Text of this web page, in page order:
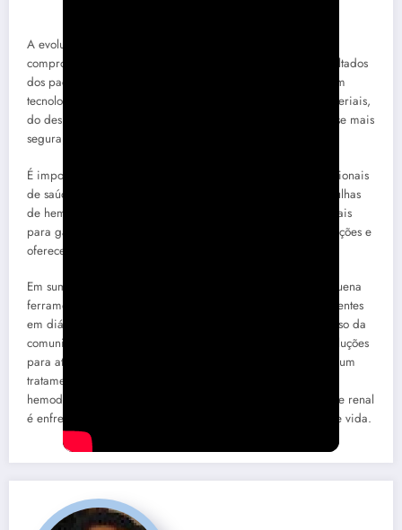
A evolução contínua da agulha de hemodiálise reflete o
compromisso da comunidade médica em aprimorar os resultados
dos pacientes e melhorar sua qualidade de vida. Avanços em
tecnologia e pesquisa têm impulsionado a melhoria dos materiais,
do design e das técnicas de inserção, tornando a hemodiálise mais
segura, confortável e eficaz.
É importante reconhecer a importância do papel dos profissionais
de saúde especializados na inserção e manipulação das agulhas
de hemodiálise. Seu conhecimento e habilidade são essenciais
para garantir um tratamento adequado, minimizar complicações e
oferecer suporte aos pacientes durante todo o processo.
Em suma, a agulha de hemodiálise, mesmo sendo uma pequena
ferramenta, desempenha um papel crucial na vida dos pacientes
em diálise renal. Sua evolução contínua reflete o compromisso da
comunidade médica em buscar constantemente melhores soluções
para atender às necessidades dos pacientes e proporcionar um
tratamento mais seguro e confortável. Com a agulha de
hemodiálise como aliada, a jornada dos pacientes em diálise renal
é enfrentada com mais confiança, esperança e qualidade de vida.